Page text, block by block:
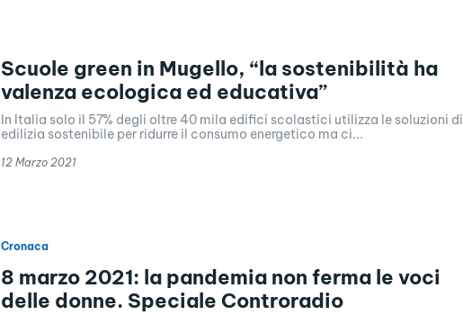
Scuole green in Mugello, “la sostenibilità ha
valenza ecologica ed educativa”
In Italia solo il 57% degli oltre 40 mila edifici scolastici utilizza le soluzioni di
edilizia sostenibile per ridurre il consumo energetico ma ci...
12 Marzo 2021
Cronaca
8 marzo 2021: la pandemia non ferma le voci
delle donne. Speciale Controradio